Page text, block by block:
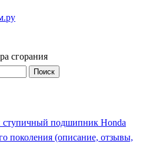
сгорания
ступичный подшипник Honda
поколения (описание, отзывы,